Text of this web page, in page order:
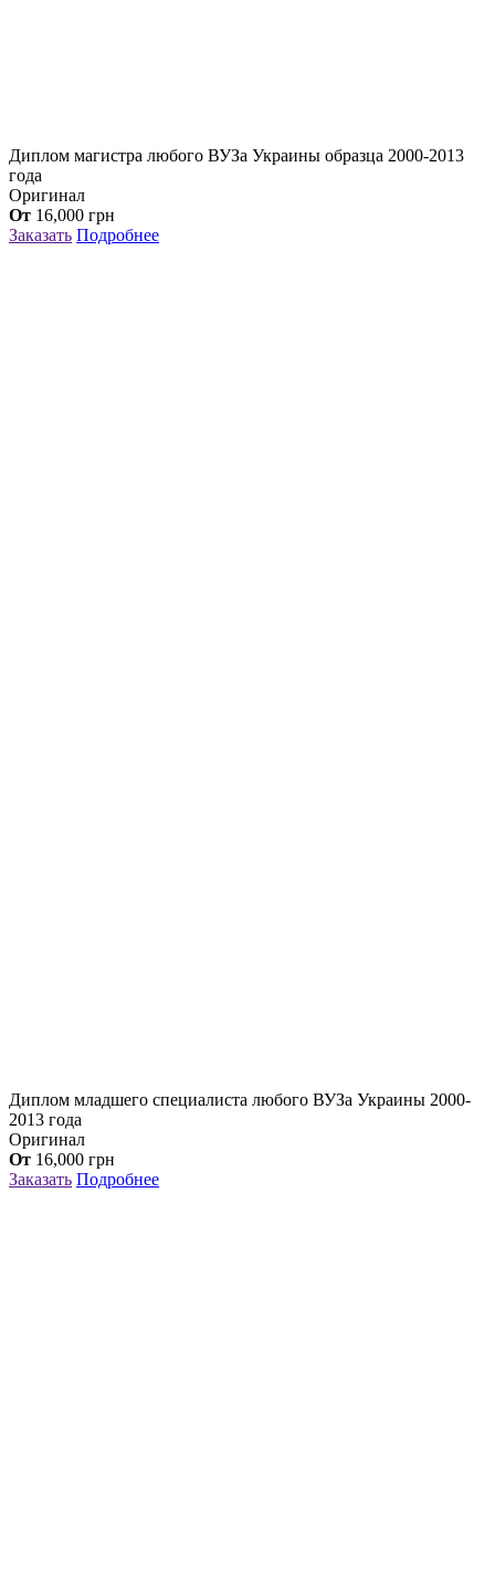
Диплом магистра любого ВУЗа Украины образца 2000-2013
года
Оригинал
От 16,000 грн
Заказать Подробнее
Диплом младшего специалиста любого ВУЗа Украины 2000-
2013 года
Оригинал
От 16,000 грн
Заказать Подробнее